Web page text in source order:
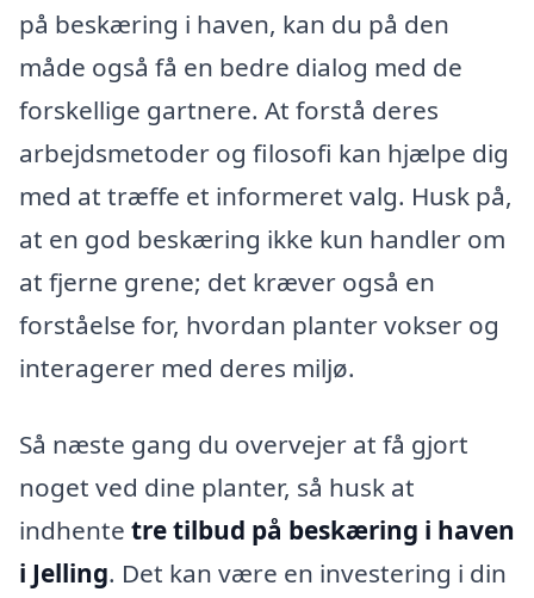
på beskæring i haven, kan du på den
måde også få en bedre dialog med de
forskellige gartnere. At forstå deres
arbejdsmetoder og filosofi kan hjælpe dig
med at træffe et informeret valg. Husk på,
at en god beskæring ikke kun handler om
at fjerne grene; det kræver også en
forståelse for, hvordan planter vokser og
interagerer med deres miljø.
Så næste gang du overvejer at få gjort
noget ved dine planter, så husk at
indhente tre tilbud på beskæring i haven
i Jelling. Det kan være en investering i din